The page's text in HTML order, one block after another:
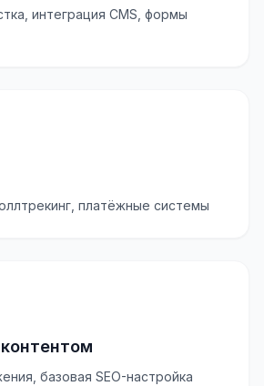
интеграция CMS, формы
платёжные системы
базовая SEO-настройка